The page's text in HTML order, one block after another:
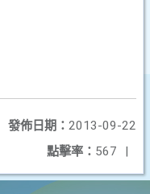
發佈日期： 2013-09-22
點擊率： 567 |